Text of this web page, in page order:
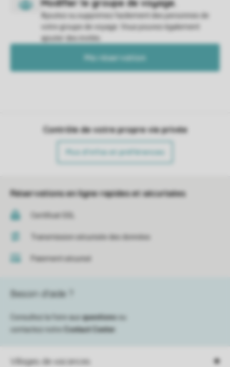
Ajoutez ou supprimez facilement des personnes de
votre groupe de voyage. Vous pouvez également
ajouter des invités.
Ma réservation
Contrôle de votre propre vie privée
Plus d’infos et préférences
Réservations en ligne rapides et sécurisées
Certificat SSL
Transmission sécurisée des données
Paiement sécurisé
Villages de vacances
Besoin d’aide ?
Consultez la foire aux questions
contactez notre
Contact Center